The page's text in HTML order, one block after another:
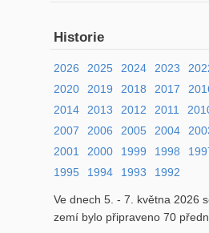
Historie
2026 2025 2024 2023
2020
2019 2018 2017
2014
2013 2012 2011
2007
2006 2005 2004
2001
2000 1999 1998
1995
1994 1993 1992
Ve dnech 5. - 7. května 2026
zemí bylo připraveno 70